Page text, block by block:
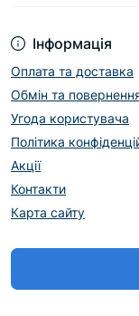
Інформація
Оплата та доставка
Обмін та
Угода користувача
Політика
Акції
Контакти
Карта сайту